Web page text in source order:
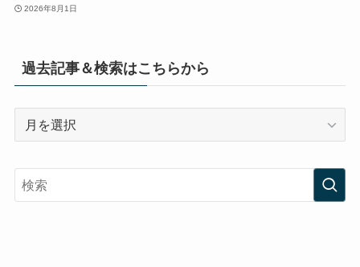
2026年8月1日
過去記事＆検索はこちらから
事
＆